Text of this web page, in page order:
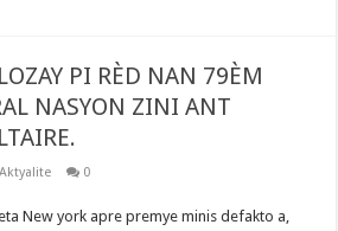
PI RÈD NAN 79ÈM
NASYON ZINI ANT
Aktyalite 0
New york apre premye minis defakto a,